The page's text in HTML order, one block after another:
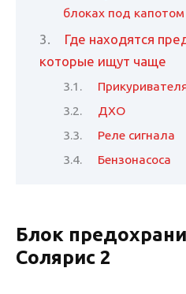
блоках под капотом
Где находятся
которые ищут чаще
ДХО
Реле сигнала
Бензонасоса
Блок
Солярис 2